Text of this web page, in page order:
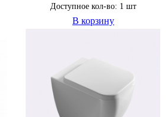
Доступное кол-во: 1 шт
В корзину